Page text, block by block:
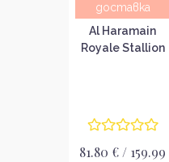
доставка
Al Haramain
Royale Stallion
81.80 € / 159.99